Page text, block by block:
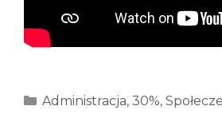
Kategorie
Administracja, 30%,